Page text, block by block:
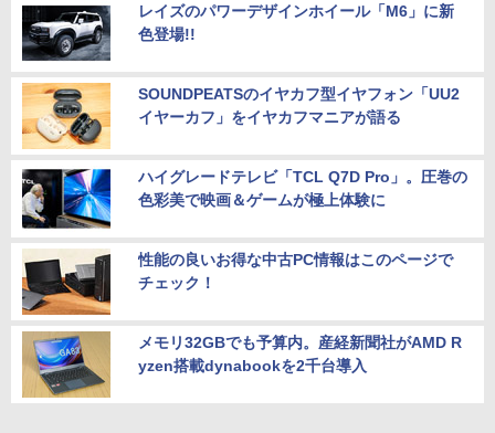
レイズのパワーデザインホイール「M6」に新
色登場!!
SOUNDPEATSのイヤカフ型イヤフォン「UU2
イヤーカフ」をイヤカフマニアが語る
ハイグレードテレビ「TCL Q7D Pro」。圧巻の
色彩美で映画＆ゲームが極上体験に
性能の良いお得な中古PC情報はこのページで
チェック！
メモリ32GBでも予算内。産経新聞社がAMD R
yzen搭載dynabookを2千台導入